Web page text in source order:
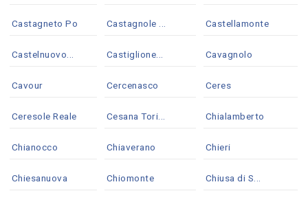
Castagneto Po Castagnole ... Castellamonte
Castelnuovo... Castiglione... Cavagnolo
Cavour Cercenasco Ceres
Ceresole Reale Cesana Tori... Chialamberto
Chianocco Chiaverano Chieri
Chiesanuova Chiomonte Chiusa di S...